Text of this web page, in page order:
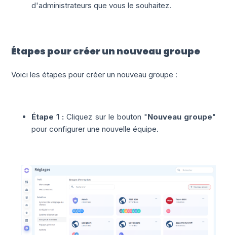
d'administrateurs que vous le souhaitez.
Étapes pour créer un nouveau groupe
Voici les étapes pour créer un nouveau groupe :
Étape 1 : Cliquez sur le bouton "Nouveau groupe"
pour configurer une nouvelle équipe.